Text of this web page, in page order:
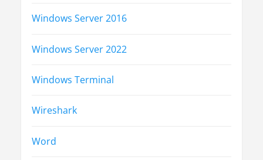
Windows Server 2016
Windows Server 2022
Windows Terminal
Wireshark
Word